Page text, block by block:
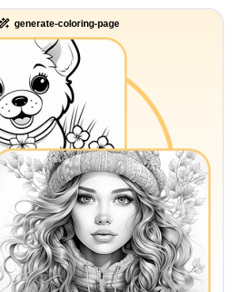
generate-coloring-page